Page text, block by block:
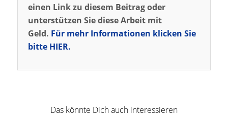
einen Link zu diesem Beitrag oder
unterstützen Sie diese Arbeit mit
Geld. Für mehr Informationen klicken Sie
bitte HIER.
Das könnte Dich auch interessieren